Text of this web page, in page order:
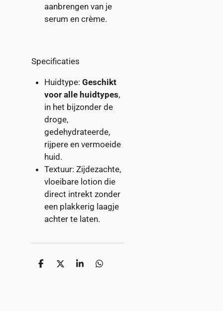
aanbrengen van je
serum en crème.
Specificaties
Huidtype: Geschikt
voor alle huidtypes,
in het bijzonder de
droge,
gedehydrateerde,
rijpere en vermoeide
huid.
Textuur: Zijdezachte,
vloeibare lotion die
direct intrekt zonder
een plakkerig laagje
achter te laten.
D
D
S
D